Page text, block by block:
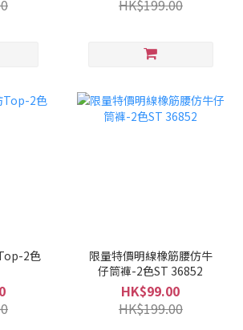
HK$199.00
2色
限量特價明線橡筋腰仿牛
仔筒褲-2色ST 36852
HK$99.00
HK$199.00